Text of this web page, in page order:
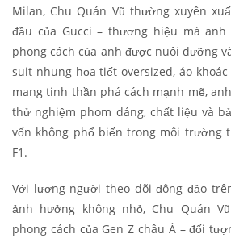
Milan, Chu Quán Vũ thường xuyên
đầu của Gucci – thương hiệu mà
phong cách của anh được nuôi dưỡng
suit nhung họa tiết oversized, áo
mang tinh thần phá cách mạnh mẽ,
thử nghiệm phom dáng, chất liệu và
vốn không phổ biến trong môi trường
F1.
Với lượng người theo dõi đông đảo
ảnh hưởng không nhỏ, Chu Quán
phong cách của Gen Z châu Á – đối